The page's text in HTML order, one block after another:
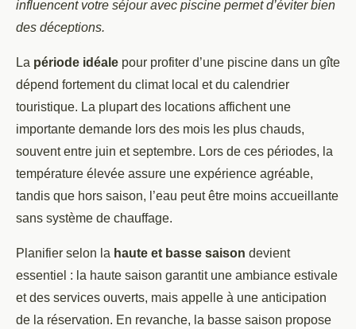
influencent votre séjour avec piscine permet d’éviter bien
des déceptions.
La période idéale pour profiter d’une piscine dans un gîte
dépend fortement du climat local et du calendrier
touristique. La plupart des locations affichent une
importante demande lors des mois les plus chauds,
souvent entre juin et septembre. Lors de ces périodes, la
température élevée assure une expérience agréable,
tandis que hors saison, l’eau peut être moins accueillante
sans système de chauffage.
Planifier selon la haute et basse saison devient
essentiel : la haute saison garantit une ambiance estivale
et des services ouverts, mais appelle à une anticipation
de la réservation. En revanche, la basse saison propose